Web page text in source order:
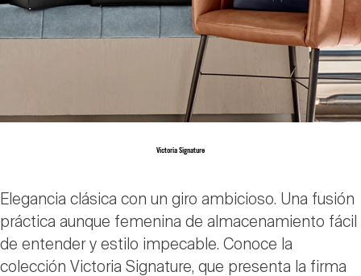
Victoria Signature
Elegancia clásica con un giro ambicioso. Una fusión
práctica aunque femenina de almacenamiento fácil
de entender y estilo impecable. Conoce la
colección Victoria Signature, que presenta la firma